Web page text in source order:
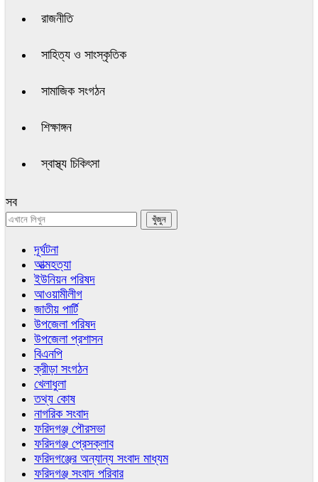
রাজনীতি
সাহিত্য ও সাংস্কৃতিক
সামাজিক সংগঠন
শিক্ষাঙ্গন
স্বাস্থ্য চিকিৎসা
সব
দূর্ঘটনা
আত্মহত্যা
ইউনিয়ন পরিষদ
আওয়ামীলীগ
জাতীয় পার্টি
উপজেলা পরিষদ
উপজেলা প্রশাসন
বিএনপি
ক্রীড়া সংগঠন
খেলাধুলা
তথ্য কোষ
নাগরিক সংবাদ
ফরিদগঞ্জ পৌরসভা
ফরিদগঞ্জ প্রেসক্লাব
ফরিদগঞ্জের অন্যান্য সংবাদ মাধ্যম
ফরিদগঞ্জ সংবাদ পরিবার